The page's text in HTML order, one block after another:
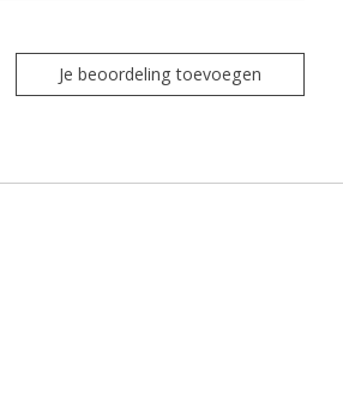
Je beoordeling toevoegen